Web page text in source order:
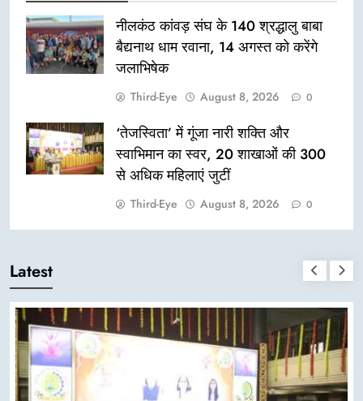
नीलकंठ कांवड़ संघ के 140 श्रद्धालु बाबा
बैद्यनाथ धाम रवाना, 14 अगस्त को करेंगे
जलाभिषेक
Third-Eye August 8, 2026 0
‘तेजस्विता’ में गूंजा नारी शक्ति और
स्वाभिमान का स्वर, 20 शाखाओं की 300
से अधिक महिलाएं जुटीं
Third-Eye August 8, 2026 0
Latest